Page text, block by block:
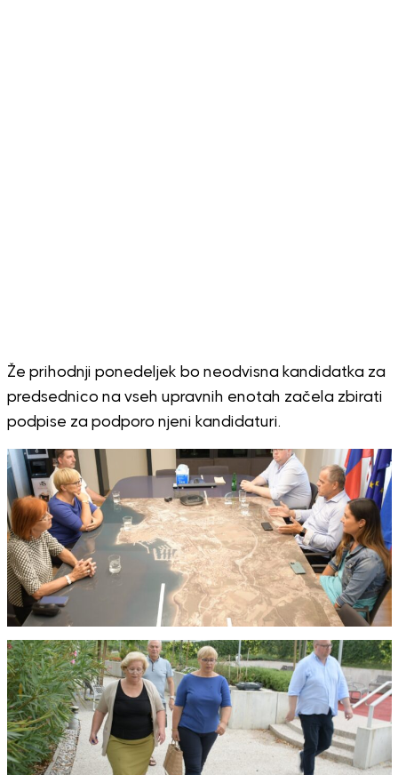
Že prihodnji ponedeljek bo neodvisna kandidatka za
predsednico na vseh upravnih enotah začela zbirati
podpise za podporo njeni kandidaturi.